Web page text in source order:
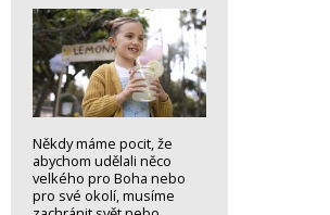
Někdy máme pocit, že
abychom udělali něco
velkého pro Boha nebo
pro své okolí, musíme